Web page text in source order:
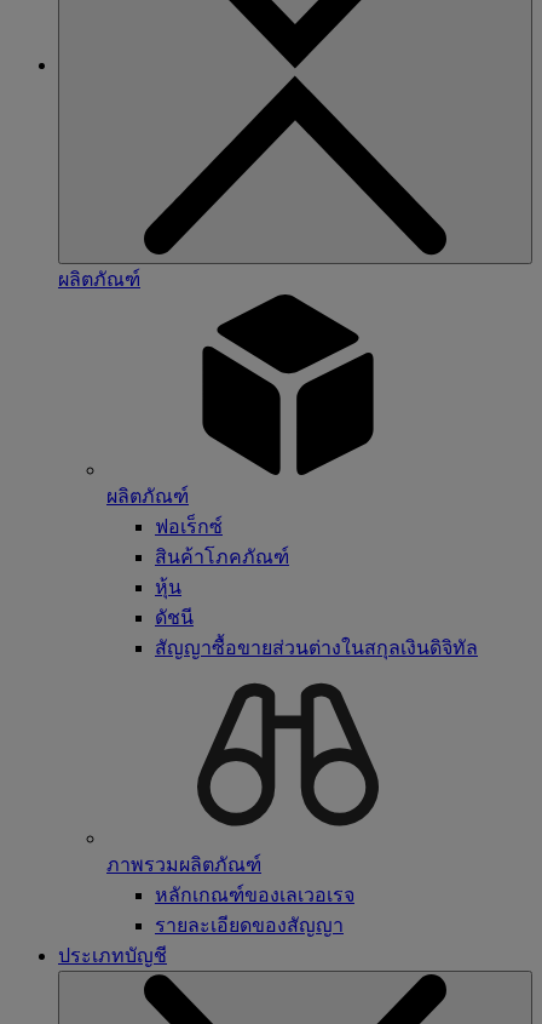
ผลิตภัณฑ์
ผลิตภัณฑ์
ฟอเร็กซ์
สินค้าโภคภัณฑ์
หุ้น
ดัชนี
สัญญาซื้อขายส่วนต่างในสกุลเงินดิจิทัล
ภาพรวมผลิตภัณฑ์
หลักเกณฑ์ของเลเวอเรจ
รายละเอียดของสัญญา
ประเภทบัญชี